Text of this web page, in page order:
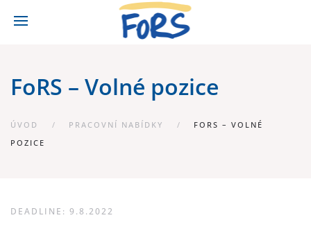
FoRS – Volné pozice
ÚVOD PRACOVNÍ NABÍDKY
FORS – VOLNÉ
POZICE
DEADLINE: 9.8.2022